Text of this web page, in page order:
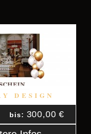
DESIGN
bis: 300,00 €